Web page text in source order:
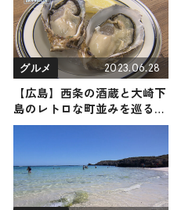
グルメ 2023.06.28
【広島】西条の酒蔵と大崎下
島のレトロな町並みを巡る〜
おすすめグルメ・お酒・グラ